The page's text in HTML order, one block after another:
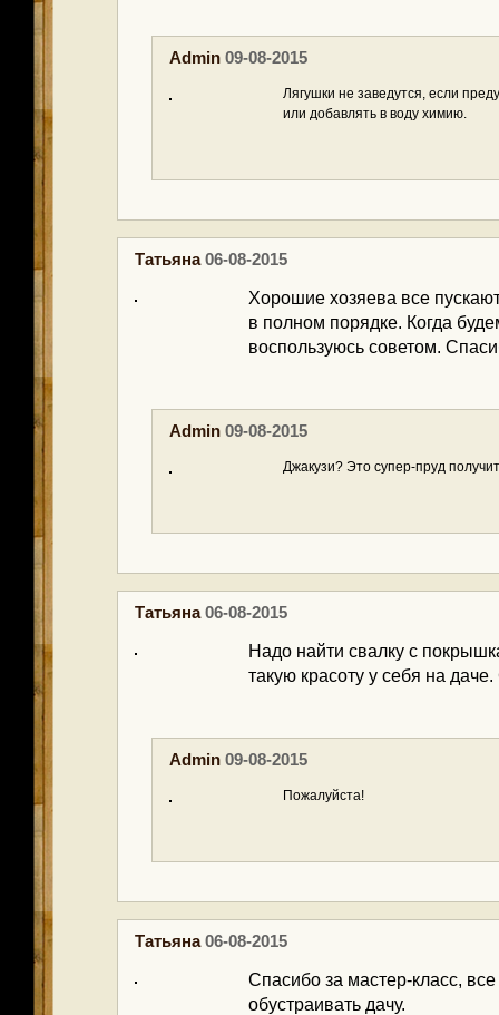
Admin 09-08-2015
Лягушки не заведутся, если
или добавлять в воду химию.
Татьяна06-08-2015
Хорошие хозяева все
в полном порядке. Когда
воспользуюсь советом.
Admin 09-08-2015
Джакузи? Это супер-пруд
Татьяна06-08-2015
Надо найти свалку с
такую красоту у себя на
Admin 09-08-2015
Пожалуйста!
Татьяна06-08-2015
Спасибо за мастер-класс,
обустраивать дачу.